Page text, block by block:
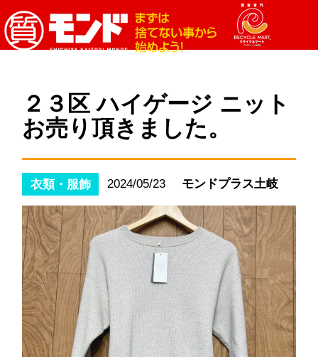
２３区 ハイゲージ ニット
お売り頂きました。
衣類・服飾 2024/05/23 モンドプラス土岐